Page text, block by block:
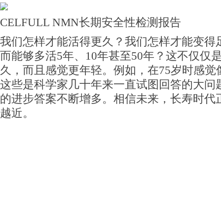
CELFULL NMN长期安全性检测报告
我们怎样才能活得更久？我们怎样才能变得
而能够多活5年、10年甚至50年？这不仅仅
久，而且感觉更年轻。例如，在75岁时感觉
这些是科学家几十年来一直试图回答的大问
的进步答案不断增多。相信未来，长寿时代
越近。